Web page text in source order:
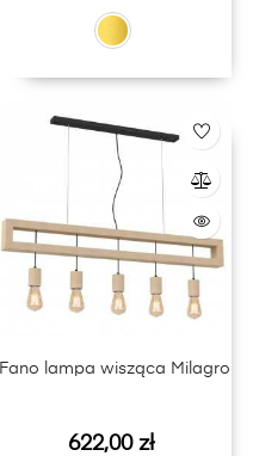
Fano lampa wisząca Milagro
Cena
622,00 zł